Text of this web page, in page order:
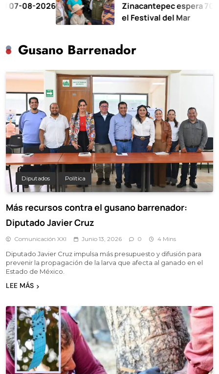
2026
Zinacantepec espera 70 mil
el Festival del Mar
Gusano Barrenador
Diputados Política
Más recursos contra el gusano barrenador:
Diputado Javier Cruz
Comunicación XXI Junio 13, 2026 0 4 Mins
Diputado Javier Cruz impulsa más presupuesto y difusión para
prevenir la propagación de la larva que afecta al ganado en el
Estado de México.
LEE MÁS